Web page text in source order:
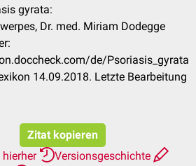
gyrata:
Dr. med. Miriam Dodegge
de/Psoriasis_gyrata
14.09.2018. Letzte Bearbeitung
Zitat kopieren
hierher
Versionsgeschichte